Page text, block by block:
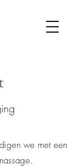
we met een